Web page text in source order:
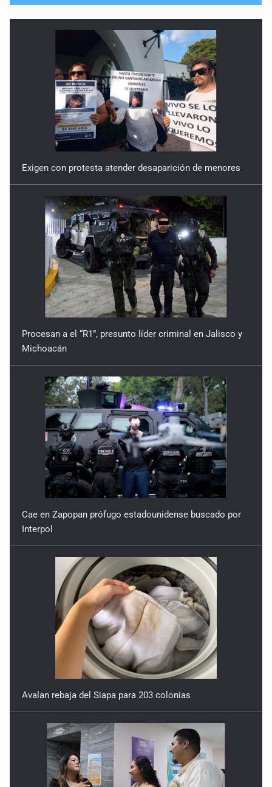
No hay problema de salud
11 de Julio de 2026
Detienen en Tlajomulco a hombre con dos armas de fuego
y más de 50 cartuchos
10 de Julio de 2026
Instalan mesa de seguridad para conductores de ERT
Que tiradero
10 de Julio de 2026
Detienen a conductor por amenazar con arma tras
incidente vial
9 de Julio de 2026
Reactivarán contraflujo en López Mateos Sur a partir del
9 de Julio de 2026
9 de Julio de 2026
Lo que quedó del mundial
8 de Julio de 2026
Hombre es investigado por ser autor intelectual del
feminicidio de su madre
A ver cuántos quedan
7 de Julio de 2026
Exigen con protesta atender desaparición de menores
Procesan a el “R1”, presunto líder criminal en Jalisco y
Michoacán
Cae en Zapopan prófugo estadounidense buscado por
Interpol
Avalan rebaja del Siapa para 203 colonias